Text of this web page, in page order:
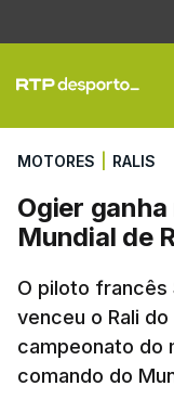
Ogier
MOTORES RALIS
Ogier
Mundial de
O piloto francês
venceu o Rali do
campeonato do
comando do